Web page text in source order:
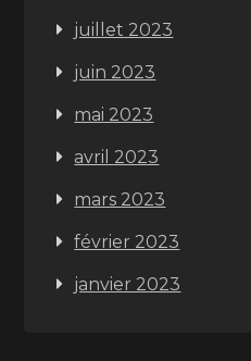
juillet 2023
juin 2023
mai 2023
avril 2023
mars 2023
février 2023
janvier 2023